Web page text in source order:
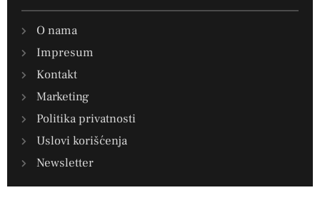
O nama
Impresum
Kontakt
Marketing
Politika privatnosti
Uslovi korišćenja
Newsletter